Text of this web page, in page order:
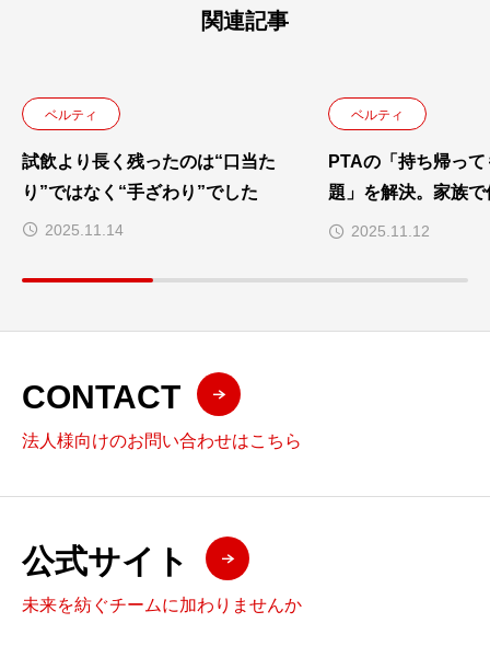
関連記事
ベルティ
試飲より長く残ったのは“口当た
り”ではなく“手ざわり”でした
2025.11.14
ベルティ
PTAの「持ち帰っ
題」を解決。家族
とは2025.11.12
CONTACT
法人様向けのお問い合わせはこちら
公式サイト
未来を紡ぐチームに加わりませんか